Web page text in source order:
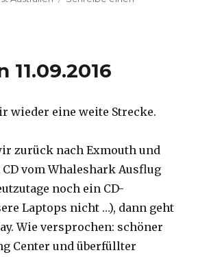
11.09.2016
wieder eine weite Strecke.
zurück nach Exmouth und
vom Whaleshark Ausflug
noch ein CD-
Laptops nicht …), dann geht
Wie versprochen: schöner
Center und überfüllter